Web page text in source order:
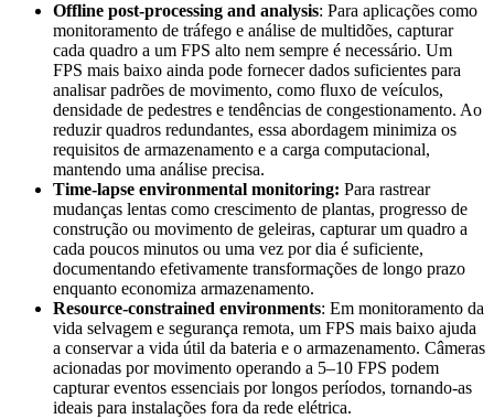
Offline post-processing and analysis: Para aplicações como
monitoramento de tráfego e análise de multidões, capturar
cada quadro a um FPS alto nem sempre é necessário. Um
FPS mais baixo ainda pode fornecer dados suficientes para
analisar padrões de movimento, como fluxo de veículos,
densidade de pedestres e tendências de congestionamento. Ao
reduzir quadros redundantes, essa abordagem minimiza os
requisitos de armazenamento e a carga computacional,
mantendo uma análise precisa.
Time-lapse environmental monitoring: Para rastrear
mudanças lentas como crescimento de plantas, progresso de
construção ou movimento de geleiras, capturar um quadro a
cada poucos minutos ou uma vez por dia é suficiente,
documentando efetivamente transformações de longo prazo
enquanto economiza armazenamento.
Resource-constrained environments: Em monitoramento da
vida selvagem e segurança remota, um FPS mais baixo ajuda
a conservar a vida útil da bateria e o armazenamento. Câmeras
acionadas por movimento operando a 5–10 FPS podem
capturar eventos essenciais por longos períodos, tornando-as
ideais para instalações fora da rede elétrica.